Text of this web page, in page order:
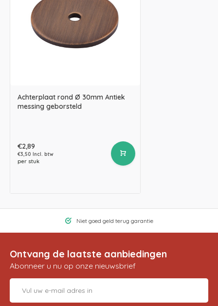
Achterplaat rond Ø 30mm Antiek
messing geborsteld
€2,89
€3,50 Incl. btw
per stuk
Niet goed geld terug garantie
Ontvang de laatste aanbiedingen
Abonneer u nu op onze nieuwsbrief